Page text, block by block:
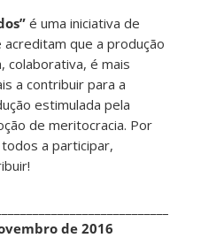
é uma iniciativa de
que a produção
colaborativa, é mais
a contribuir para a
estimulada pela
de meritocracia. Por
a participar,
de 2016